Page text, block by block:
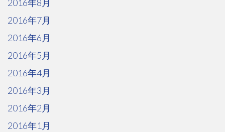
2016年8月
2016年7月
2016年6月
2016年5月
2016年4月
2016年3月
2016年2月
2016年1月